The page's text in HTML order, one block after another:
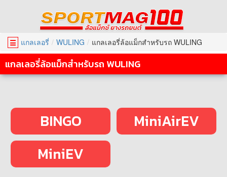
☰ แกลเลอรี่ WULING แกลเลอรี่ล้อแม็กสำหรับรถ WULING
แกลเลอรี่ล้อแม็กสำหรับรถ WULING
BINGO
MiniAirEV
MiniEV